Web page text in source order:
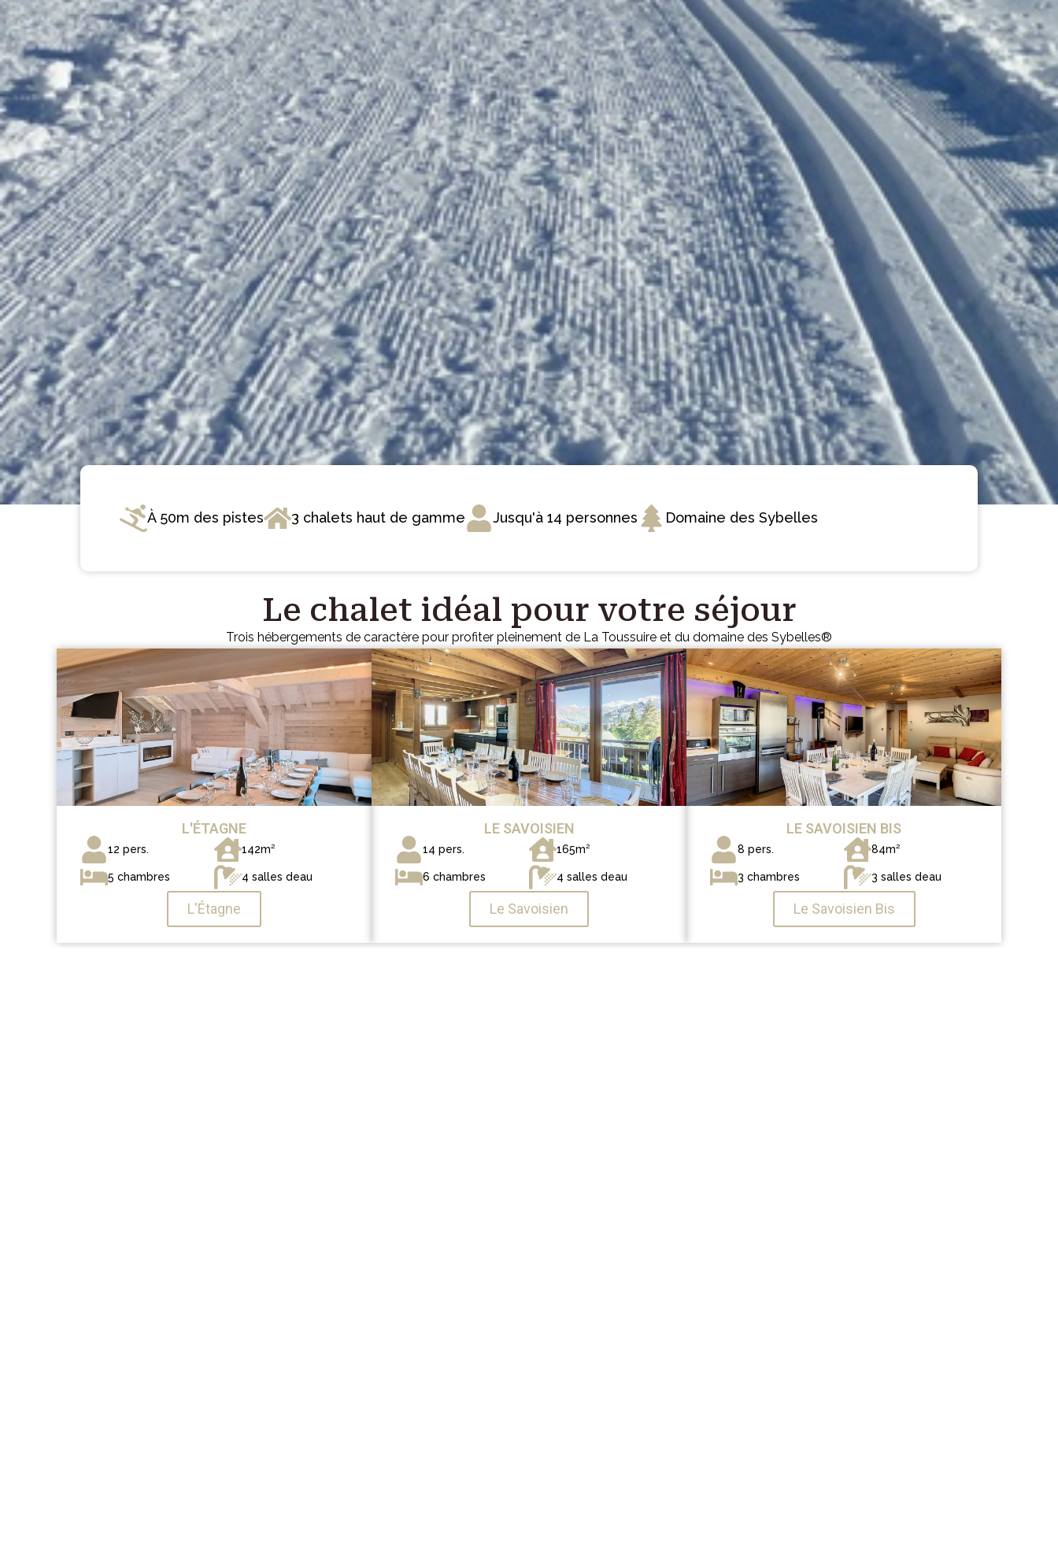
À 50m des pistes 3 chalets haut de gamme Jusqu'à 14 personnes Domaine des Sybelles
Le chalet idéal pour votre séjour
Trois hébergements de caractère pour profiter pleinement de La Toussuire et du domaine des Sybelles®
L'ÉTAGNE
12 pers.
5 chambres
142m²
4 salles deau
L'Étagne
LE SAVOISIEN
14 pers.
6 chambres
165m²
4 salles deau
Le Savoisien
LE SAVOISIEN BIS
8 pers.
3 chambres
84m²
3 salles deau
Le Savoisien Bis